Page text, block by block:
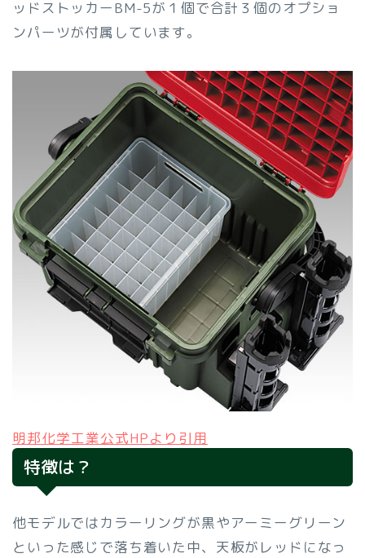
ッドストッカーBM-5が１個で合計３個のオプショ
ンパーツが付属しています。
明邦化学工業公式HPより引用
特徴は？
他モデルではカラーリングが黒やアーミーグリーン
といった感じで落ち着いた中、天板がレッドになっ